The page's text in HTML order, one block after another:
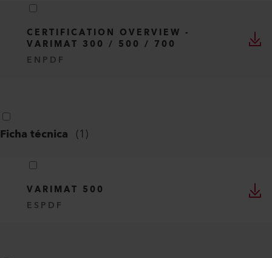
CERTIFICATION OVERVIEW -
VARIMAT 300 / 500 / 700
EN PDF
Ficha técnica (1)
VARIMAT 500
ES PDF